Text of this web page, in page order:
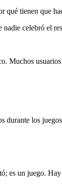
tienen que
celebró el
Muchos
durante los
es un juego.